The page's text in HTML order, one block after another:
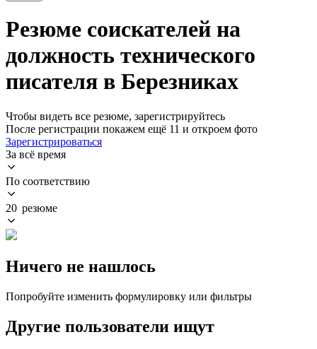
Резюме соискателей на
должность технического
писателя в Березниках
Чтобы видеть все резюме, зарегистрируйтесь
После регистрации покажем ещё 11 и откроем фото
Зарегистрироваться
За всё время
По соответствию
20 резюме
Ничего не нашлось
Попробуйте изменить формулировку или фильтры
Другие пользователи ищут